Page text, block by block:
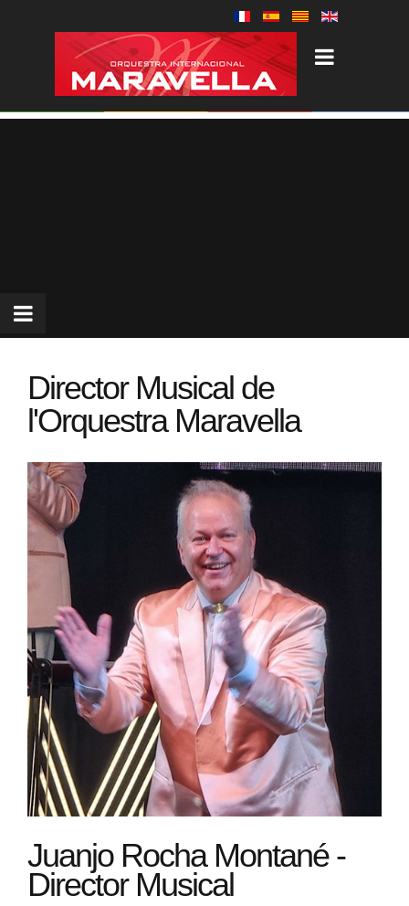
Director Musical de
l'Orquestra Maravella
Juanjo Rocha Montané -
Director Musical